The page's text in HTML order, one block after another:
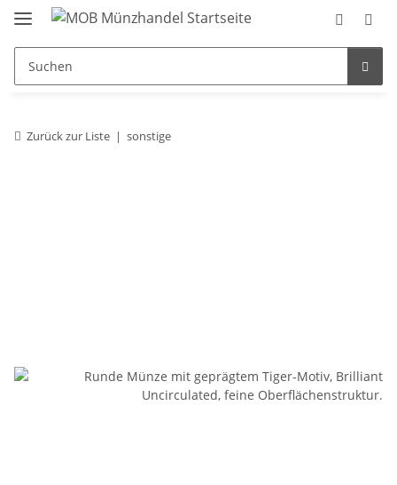
Zurück zur Liste sonstige